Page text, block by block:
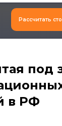
Рассчитать
под
в РФ